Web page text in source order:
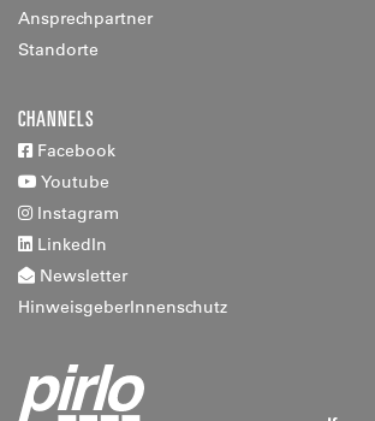
Ansprechpartner
Standorte
CHANNELS
Facebook
Youtube
Instagram
LinkedIn
Newsletter
HinweisgeberInnenschutz